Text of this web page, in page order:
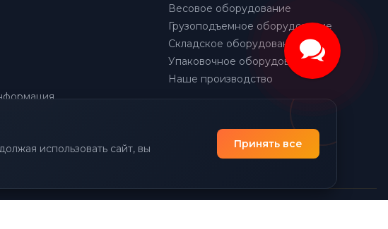
использовать сайт, вы
Принять все
Весовое оборудование
Грузоподъемное оборудование
Складское оборудование
Упаковочное оборудование
Наше производство